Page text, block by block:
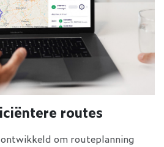
routes
om routeplanning